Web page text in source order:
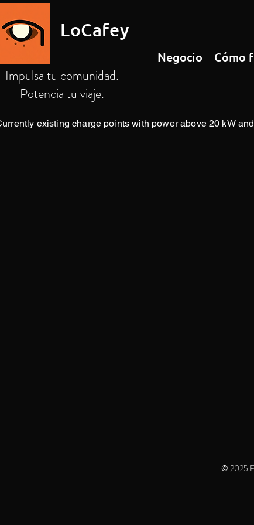
LoCafey
Negocio Cómo
Impulsa tu comunidad.
Potencia tu viaje.
existing charge points with power above 20 kW
© 2025